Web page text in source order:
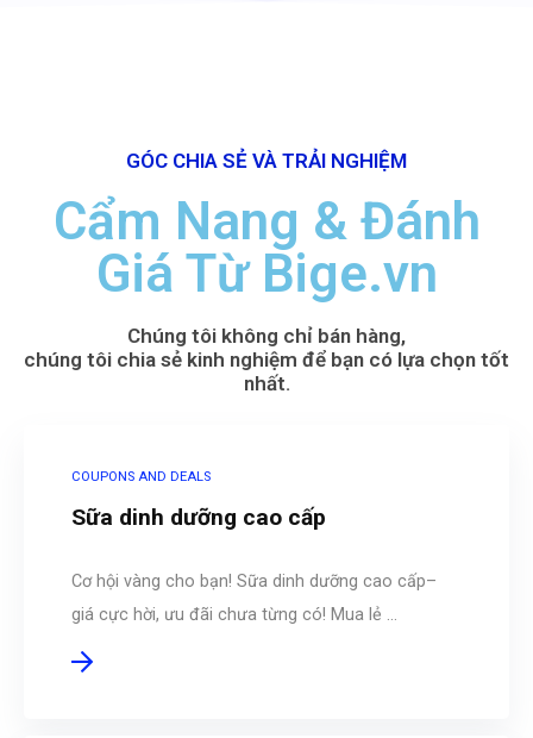
GÓC CHIA SẺ VÀ TRẢI NGHIỆM
Cẩm Nang & Đánh
Giá Từ Bige.vn
Chúng tôi không chỉ bán hàng,
chúng tôi chia sẻ kinh nghiệm để bạn có lựa chọn tốt
nhất.
COUPONS AND DEALS
Sữa dinh dưỡng cao cấp
Cơ hội vàng cho bạn! Sữa dinh dưỡng cao cấp–
giá cực hời, ưu đãi chưa từng có! Mua lẻ ...